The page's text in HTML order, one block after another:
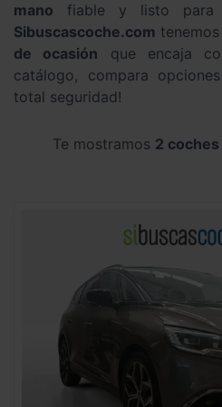
mano fiable y listo para
Sibuscascoche.com tenemos
de ocasión que encaja
catálogo, compara
total seguridad!
Te mostramos 2